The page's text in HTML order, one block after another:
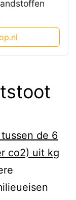
de 6
co2) uit kg